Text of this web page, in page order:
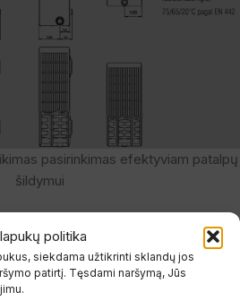
politika
siekdama užtikrinti sklandų jos
patirtį. Tęsdami naršymą, Jūs
pasirinkimas efektyviam patalpų
šildymui
ir standartai
iš šalto valcavimo specialaus
standartą. Radiatoriai turi šonines ir
o paviršiaus briaunų žingsnis –